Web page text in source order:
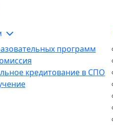
программ
кредитование в СПО